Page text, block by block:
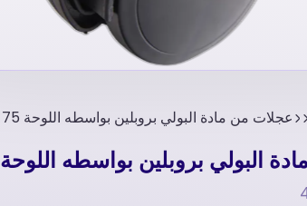
عجلات من مادة البولي بروبلين بواسطه اللوحة 75 مم مع فرامل-عجلات أثاث
بروبلين بواسطه اللوحة 75 مم مع فرامل-عجلات أثاث